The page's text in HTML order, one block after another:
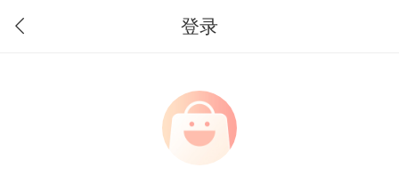
登录